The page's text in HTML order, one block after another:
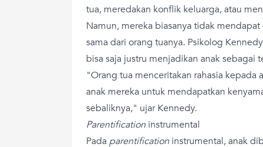
tua, meredakan konflik keluarga, atau
Namun, mereka biasanya tidak
sama dari orang tuanya. Psikolog
bisa saja justru menjadikan anak sebagai
"Orang tua menceritakan rahasia kepada
anak mereka untuk mendapatkan
sebaliknya," ujar Kennedy.
Parentification instrumental
Pada parentification instrumental, anak